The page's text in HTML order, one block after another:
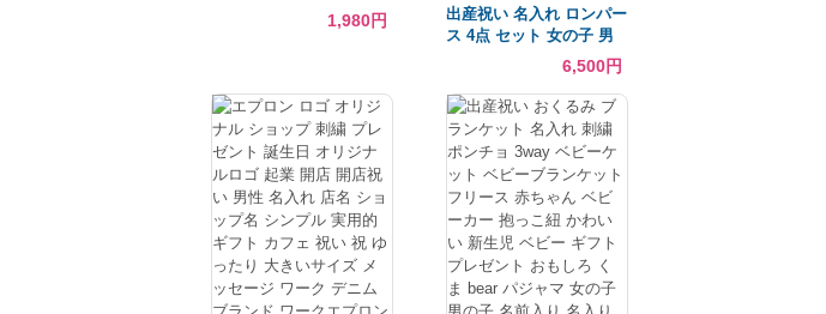
ラッピング 無料 内祝 名
入れ 箱入り メール便 ナ
い 男の子 女の子 ベビー
誕生日 ギフト し 入学 オ
リジナル
1,980円
出産祝い 名入れ ロンパー
ス 4点 セット 女の子 男
の子 名入り ギフトセット
服 セット 0歳 新生児 か
わいい スタイ 送料無料
双子 3ヶ月 ベビー服 tシ
ャツ タオル オーガニック
バッグ 刺繍 プレゼント
赤ちゃん ナチュラル おし
ゃれ 名前入り 【ナチュ4
セット】
6,500円